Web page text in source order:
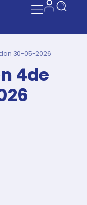
30-05-2026
4de